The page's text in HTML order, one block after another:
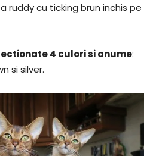
cu ticking brun inchis pe
4 culori si anume:
si silver.